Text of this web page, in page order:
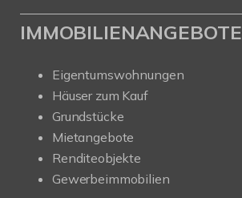
IMMOBILIENANGEBOTE
Eigentumswohnungen
Häuser zum Kauf
Grundstücke
Mietangebote
Renditeobjekte
Gewerbeimmobilien